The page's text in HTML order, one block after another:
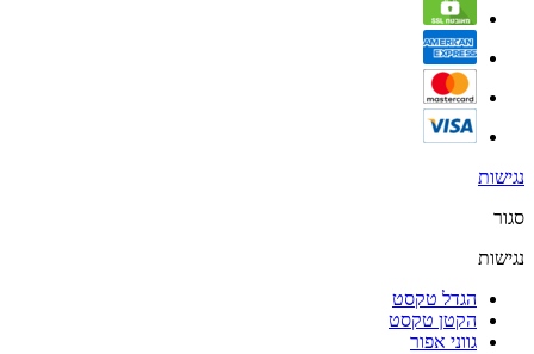
נגישות
סגור
נגישות
הגדל טקסט
הקטן טקסט
גווני אפור